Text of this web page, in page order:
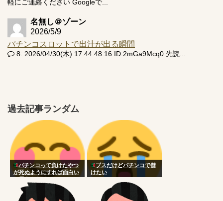
軽にご連絡ください Googleで...
名無し＠ゾーン
2026/5/9
パチンコスロットで出汁が出る瞬間
8: 2026/04/30(木) 17:44:48.16 ID:2mGa9Mcq0 先読...
過去記事ランダム
パチンコって負けたやつ
が死ぬようにすれば面白い
と思うんだが
ブスだけどパチンコで儲
けたい